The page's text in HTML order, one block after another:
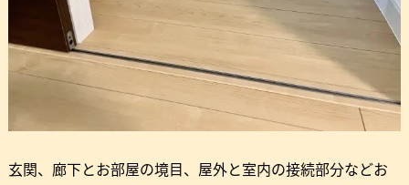
玄関、廊下とお部屋の境目、屋外と室内の接続部分などお